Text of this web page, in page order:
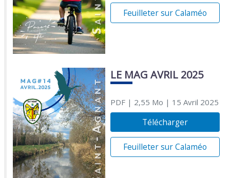
Feuilleter sur Calaméo
LE MAG AVRIL 2025
PDF| 2,55 Mo | 15 Avril 2025
Télécharger
Feuilleter sur Calaméo